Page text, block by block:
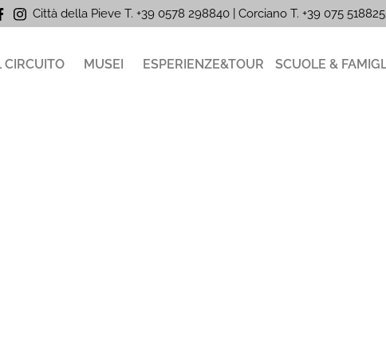
Città della Pieve T. +39 0578 298840 | Corciano T. +39 075
CIRCUITO MUSEI ESPERIENZE&TOUR SCUOLE &